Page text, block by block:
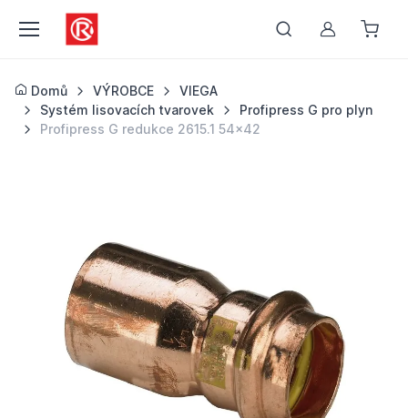
Můj účet
Domů VÝROBCE
VIEGA
Systém lisovacích tvarovek
Profipress G pro plyn
Profipress G redukce 2615.1 54x42